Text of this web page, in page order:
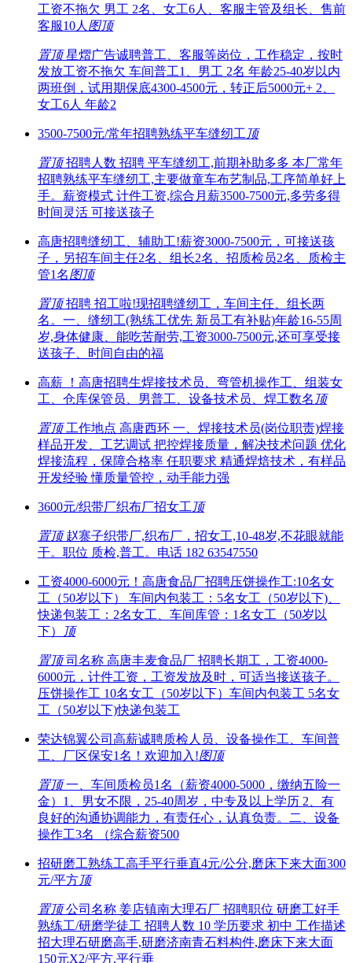
工资不拖欠 男工 2名、女工6人、客服主管及组长、售前
客服10人 图顶
置顶星熠广告诚聘普工、客服等岗位，工作稳定，按时
发放工资不拖欠 车间普工1、男工 2名 年龄25-40岁以内
两班倒，试用期保底4300-4500元，转正后5000元+ 2、
女工6人 年龄2
3500-7500元/常年招聘熟练平车缝纫工 顶
置顶招聘人数 招聘 平车缝纫工,前期补助多多 本厂常年
招聘熟练平车缝纫工,主要做童车布艺制品,工序简单好上
手。薪资模式 计件工资,综合月薪3500-7500元,多劳多得
时间灵活 可接送孩子
高唐招聘缝纫工、辅助工!薪资3000-7500元，可接送孩
子，另招车间主任2名、组长2名、招质检员2名、质检主
管1名图顶
置顶招聘 招工啦!现招聘缝纫工，车间主任、组长两
名。一、缝纫工(熟练工优先 新员工有补贴)年龄16-55周
岁,身体健康、能吃苦耐劳,工资3000-7500元,还可享受接
送孩子、时间自由的福
高薪 ！高唐招聘生焊接技术员、弯管机操作工、组装女
工、仓库保管员、男普工、设备技术员、焊工数名 顶
置顶工作地点 高唐西环 一、焊接技术员(岗位职责)焊接
样品开发、工艺调试 把控焊接质量，解决技术问题 优化
焊接流程，保障合格率 任职要求 精通焊焙技术，有样品
开发经验 懂质量管控，动手能力强
3600元/织带厂织布厂招女工 顶
置顶赵寨子织带厂,织布厂，招女工,10-48岁,不花眼就能
干。职位 质检,普工。电话 182 63547550
工资4000-6000元！高唐食品厂招聘压饼操作工:10名女
工（50岁以下） 车间内包装工：5名女工（50岁以下)、
快递包装工：2名女工、车间库管：1名女工（50岁以
下）
顶
置顶司名称 高唐丰麦食品厂 招聘长期工，工资4000-
6000元，计件工资，工资发放及时，可适当接送孩子。
压饼操作工 10名女工（50岁以下）车间内包装工 5名女
工（50岁以下)快递包装工
荣达锦翼公司高薪诚聘质检人员、设备操作工、车间普
工、厂区保安1名！欢迎加入!图顶
置顶一、车间质检员1名（薪资4000-5000，缴纳五险一
金）1、男女不限，25-40周岁，中专及以上学历 2、有
良好的沟通协调能力，有责任心，认真负责。二、设备
操作工3名 （综合薪资500
招研磨工熟练工高手平行垂直4元/公分,磨床下来大面300
元/平方顶
置顶公司名称 姜店镇南大理石厂 招聘职位 研磨工好手
熟练工/研磨学徒工 招聘人数 10 学历要求 初中 工作描述
招大理石研磨高手,研磨济南青石料构件,磨床下来大面
150元X2/平方,平行垂